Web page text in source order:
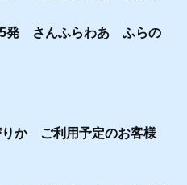
発 さんふらわあ ふらの
か ご利用予定のお客様